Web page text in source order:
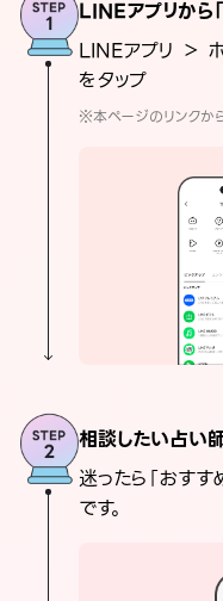
LINEアプリから
LINEアプリ ＞
をタップ
※本ページのリンクか
相談したい占い
迷ったら「おすす
です。